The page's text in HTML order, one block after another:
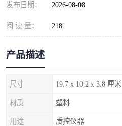
发布日期： 2026-08-08
阅 读 量： 218
产品描述
尺寸 19.7 x 10.2 x 3.8 厘米
材质 塑料
用途 质控仪器